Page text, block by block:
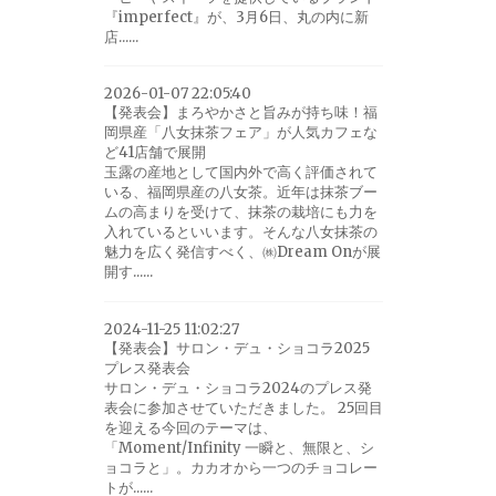
『imperfect』が、3月6日、丸の内に新
店......
2026-01-07 22:05:40
【発表会】まろやかさと旨みが持ち味！福
岡県産「八女抹茶フェア」が人気カフェな
ど41店舗で展開
玉露の産地として国内外で高く評価されて
いる、福岡県産の八女茶。近年は抹茶ブー
ムの高まりを受けて、抹茶の栽培にも力を
入れているといいます。そんな八女抹茶の
魅力を広く発信すべく、㈱Dream Onが展
開す......
2024-11-25 11:02:27
【発表会】サロン・デュ・ショコラ2025
プレス発表会
サロン・デュ・ショコラ2024のプレス発
表会に参加させていただきました。 25回目
を迎える今回のテーマは、
「Moment/Infinity 一瞬と、無限と、シ
ョコラと」。カカオから一つのチョコレー
トが......